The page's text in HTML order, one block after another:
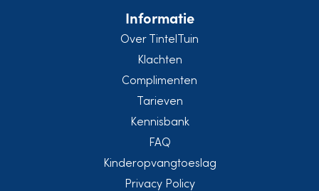
Informatie
Over TintelTuin
Klachten
Complimenten
Tarieven
Kennisbank
FAQ
Kinderopvangtoeslag
Privacy Policy